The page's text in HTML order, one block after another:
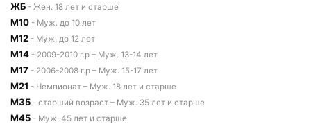
ЖБ - Жен. 18 лет и старше
М10 - Муж. до 10 лет
М12 - Муж. до 12 лет
М14 - 2009-2010 г.р – Муж. 13-14 лет
М17 - 2006-2008 г.р – Муж. 15-17 лет
М21 - Чемпионат – Муж. 18 лет и старше
М35 - старший возраст – Муж. 35 лет и старше
М45 - Муж. 45 лет и старше